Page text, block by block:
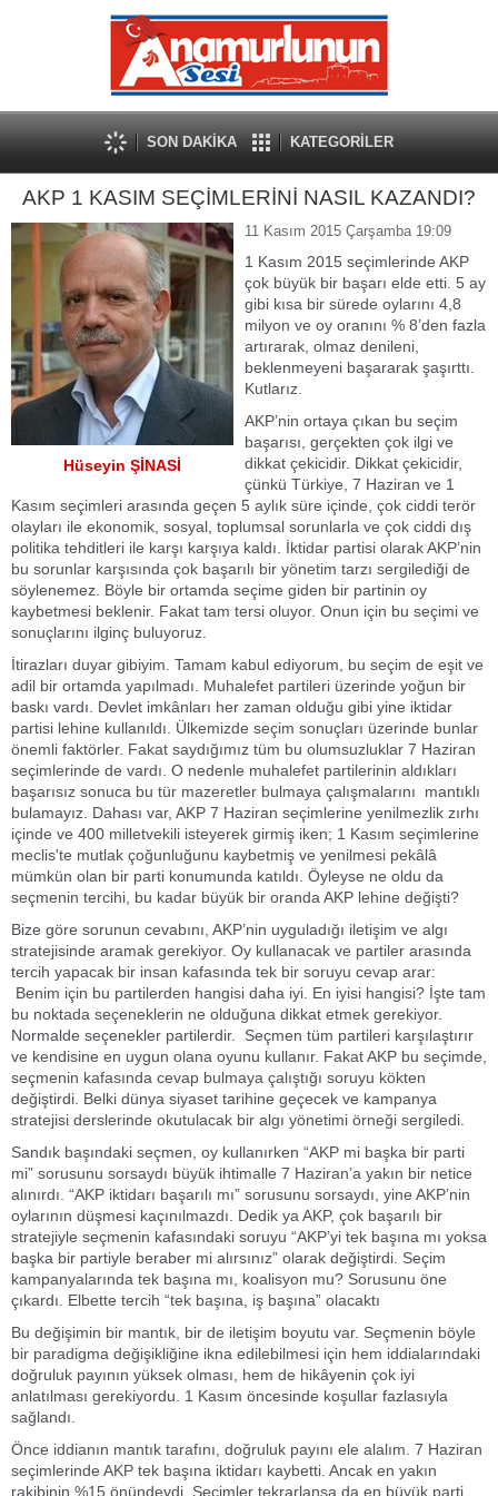
SON DAKİKA KATEGORİLER
AKP 1 KASIM SEÇİMLERİNİ NASIL KAZANDI?
Hüseyin ŞİNASİ
11 Kasım 2015 Çarşamba 19:09
1 Kasım 2015 seçimlerinde AKP
çok büyük bir başarı elde etti. 5 ay
gibi kısa bir sürede oylarını 4,8
milyon ve oy oranını % 8’den fazla
artırarak, olmaz denileni,
beklenmeyeni başararak şaşırttı.
Kutlarız.
AKP’nin ortaya çıkan bu seçim
başarısı, gerçekten çok ilgi ve
dikkat çekicidir. Dikkat çekicidir,
çünkü Türkiye, 7 Haziran ve 1
Kasım seçimleri arasında geçen 5 aylık süre içinde, çok ciddi terör
olayları ile ekonomik, sosyal, toplumsal sorunlarla ve çok ciddi dış
politika tehditleri ile karşı karşıya kaldı. İktidar partisi olarak AKP’nin
bu sorunlar karşısında çok başarılı bir yönetim tarzı sergilediği de
söylenemez. Böyle bir ortamda seçime giden bir partinin oy
kaybetmesi beklenir. Fakat tam tersi oluyor. Onun için bu seçimi ve
sonuçlarını ilginç buluyoruz.
İtirazları duyar gibiyim. Tamam kabul ediyorum, bu seçim de eşit ve
adil bir ortamda yapılmadı. Muhalefet partileri üzerinde yoğun bir
baskı vardı. Devlet imkânları her zaman olduğu gibi yine iktidar
partisi lehine kullanıldı. Ülkemizde seçim sonuçları üzerinde bunlar
önemli faktörler. Fakat saydığımız tüm bu olumsuzluklar 7 Haziran
seçimlerinde de vardı. O nedenle muhalefet partilerinin aldıkları
başarısız sonuca bu tür mazeretler bulmaya çalışmalarını mantıklı
bulamayız. Dahası var, AKP 7 Haziran seçimlerine yenilmezlik zırhı
içinde ve 400 milletvekili isteyerek girmiş iken; 1 Kasım seçimlerine
meclis'te mutlak çoğunluğunu kaybetmiş ve yenilmesi pekâlâ
mümkün olan bir parti konumunda katıldı. Öyleyse ne oldu da
seçmenin tercihi, bu kadar büyük bir oranda AKP lehine değişti?
Bize göre sorunun cevabını, AKP’nin uyguladığı iletişim ve algı
stratejisinde aramak gerekiyor. Oy kullanacak ve partiler arasında
tercih yapacak bir insan kafasında tek bir soruyu cevap arar:
Benim için bu partilerden hangisi daha iyi. En iyisi hangisi? İşte tam
bu noktada seçeneklerin ne olduğuna dikkat etmek gerekiyor.
Normalde seçenekler partilerdir. Seçmen tüm partileri karşılaştırır
ve kendisine en uygun olana oyunu kullanır. Fakat AKP bu seçimde,
seçmenin kafasında cevap bulmaya çalıştığı soruyu kökten
değiştirdi. Belki dünya siyaset tarihine geçecek ve kampanya
stratejisi derslerinde okutulacak bir algı yönetimi örneği sergiledi.
Sandık başındaki seçmen, oy kullanırken “AKP mi başka bir parti
mi” sorusunu sorsaydı büyük ihtimalle 7 Haziran’a yakın bir netice
alınırdı. “AKP iktidarı başarılı mı” sorusunu sorsaydı, yine AKP’nin
oylarının düşmesi kaçınılmazdı. Dedik ya AKP, çok başarılı bir
stratejiyle seçmenin kafasındaki soruyu “AKP’yi tek başına mı yoksa
başka bir partiyle beraber mi alırsınız” olarak değiştirdi. Seçim
kampanyalarında tek başına mı, koalisyon mu? Sorusunu öne
çıkardı. Elbette tercih “tek başına, iş başına” olacaktı
Bu değişimin bir mantık, bir de iletişim boyutu var. Seçmenin böyle
bir paradigma değişikliğine ikna edilebilmesi için hem iddialarındaki
doğruluk payının yüksek olması, hem de hikâyenin çok iyi
anlatılması gerekiyordu. 1 Kasım öncesinde koşullar fazlasıyla
sağlandı.
Önce iddianın mantık tarafını, doğruluk payını ele alalım. 7 Haziran
seçimlerinde AKP tek başına iktidarı kaybetti. Ancak en yakın
rakibinin %15 önündeydi. Seçimler tekrarlansa da en büyük parti